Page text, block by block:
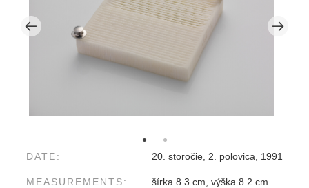
DATE: 20. storočie, 2. polovica, 1991
MEASUREMENTS: šírka 8.3 cm, výška 8.2 cm